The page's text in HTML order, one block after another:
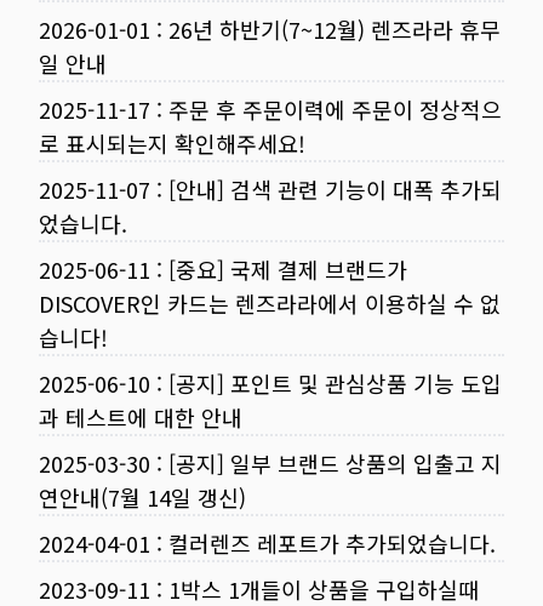
2026-01-01 : 26년 하반기(7~12월) 렌즈라라 휴무
일 안내
2025-11-17 : 주문 후 주문이력에 주문이 정상적으
로 표시되는지 확인해주세요!
2025-11-07 : [안내] 검색 관련 기능이 대폭 추가되
었습니다.
2025-06-11 : [중요] 국제 결제 브랜드가
DISCOVER인 카드는 렌즈라라에서 이용하실 수 없
습니다!
2025-06-10 : [공지] 포인트 및 관심상품 기능 도입
과 테스트에 대한 안내
2025-03-30 : [공지] 일부 브랜드 상품의 입출고 지
연안내(7월 14일 갱신)
2024-04-01 : 컬러렌즈 레포트가 추가되었습니다.
2023-09-11 : 1박스 1개들이 상품을 구입하실때